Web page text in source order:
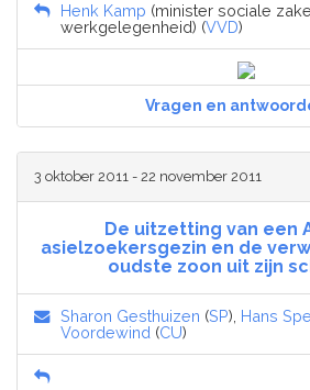
Henk Kamp (minister sociale
werkgelegenheid) (VVD)
Vragen en
3 oktober 2011 - 22 november 2011
De uitzetting van een
asielzoekersgezin en de
oudste zoon uit zijn
Sharon Gesthuizen (SP), Hans
Voordewind (CU)